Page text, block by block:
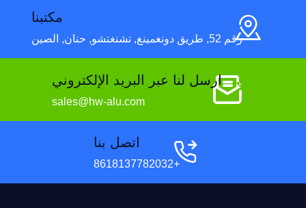
مكتبنا
رقم 52, طريق دونغمينغ, تشنغتشو, حنان, الصين
ارسل لنا عبر البريد الإلكتروني
sales@hw-alu.com
اتصل بنا
+8618137782032